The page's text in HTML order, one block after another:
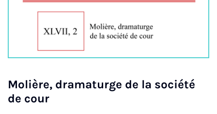
Mo­li­è­re, dra­ma­tur­ge de la so­ciété
de cour